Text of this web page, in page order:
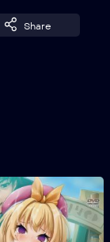
Share